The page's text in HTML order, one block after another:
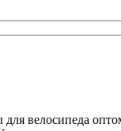
для велосипеда